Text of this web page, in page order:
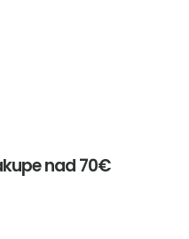
nad 70€